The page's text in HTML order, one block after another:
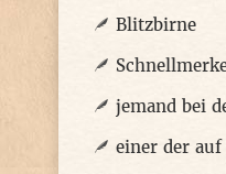
Blitzbirne
jemand bei
einer der